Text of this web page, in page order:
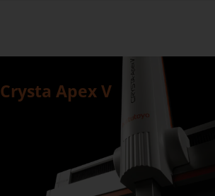
Crysta Apex V